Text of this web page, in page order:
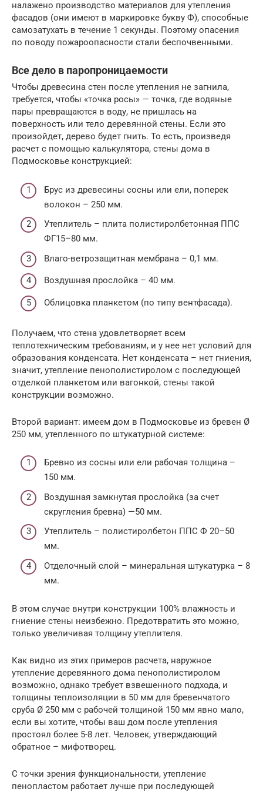
налажено производство материалов для утепления
фасадов (они имеют в маркировке букву Ф), способные
самозатухать в течение 1 секунды. Поэтому опасения
по поводу пожароопасности стали беспочвенными.
Все дело в паропроницаемости
Чтобы древесина стен после утепления не загнила,
требуется, чтобы «точка росы» — точка, где водяные
пары превращаются в воду, не пришлась на
поверхность или тело деревянной стены. Если это
произойдет, дерево будет гнить. То есть, произведя
расчет с помощью калькулятора, стены дома в
Подмосковье конструкцией:
Брус из древесины сосны или ели, поперек
волокон – 250 мм.
Утеплитель – плита полистиролбетонная ППС
ФГ15–80 мм.
Влаго-ветрозащитная мембрана – 0,1 мм.
Воздушная прослойка – 40 мм.
Облицовка планкетом (по типу вентфасада).
Получаем, что стена удовлетворяет всем
теплотехническим требованиям, и у нее нет условий для
образования конденсата. Нет конденсата – нет гниения,
значит, утепление пенополистиролом с последующей
отделкой планкетом или вагонкой, стены такой
конструкции возможно.
Второй вариант: имеем дом в Подмосковье из бревен Ø
250 мм, утепленного по штукатурной системе:
Бревно из сосны или ели рабочая толщина –
150 мм.
Воздушная замкнутая прослойка (за счет
скругления бревна) —50 мм.
Утеплитель – полистиролбетон ППС Ф 20–50
мм.
Отделочный слой – минеральная штукатурка – 8
мм.
В этом случае внутри конструкции 100% влажность и
гниение стены неизбежно. Предотвратить это можно,
только увеличивая толщину утеплителя.
Как видно из этих примеров расчета, наружное
утепление деревянного дома пенополистиролом
возможно, однако требует взвешенного подхода, и
толщины теплоизоляции в 50 мм для бревенчатого
сруба Ø 250 мм с рабочей толщиной 150 мм явно мало,
если вы хотите, чтобы ваш дом после утепления
простоял более 5-8 лет. Человек, утверждающий
обратное – мифотворец.
С точки зрения функциональности, утепление
пенопластом работает лучше при последующей